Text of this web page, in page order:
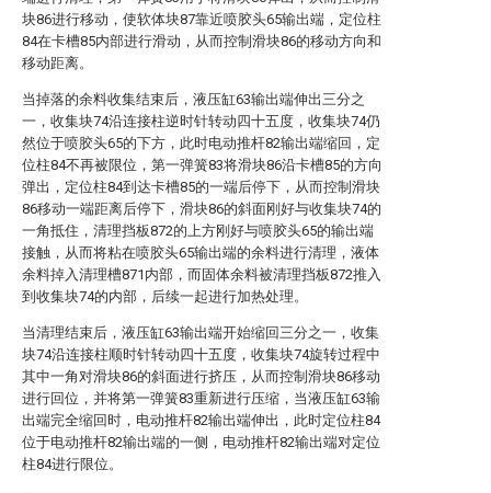
块86进行移动，使软体块87靠近喷胶头65输出端，定位柱
84在卡槽85内部进行滑动，从而控制滑块86的移动方向和
移动距离。
当掉落的余料收集结束后，液压缸63输出端伸出三分之
一，收集块74沿连接柱逆时针转动四十五度，收集块74仍
然位于喷胶头65的下方，此时电动推杆82输出端缩回，定
位柱84不再被限位，第一弹簧83将滑块86沿卡槽85的方向
弹出，定位柱84到达卡槽85的一端后停下，从而控制滑块
86移动一端距离后停下，滑块86的斜面刚好与收集块74的
一角抵住，清理挡板872的上方刚好与喷胶头65的输出端
接触，从而将粘在喷胶头65输出端的余料进行清理，液体
余料掉入清理槽871内部，而固体余料被清理挡板872推入
到收集块74的内部，后续一起进行加热处理。
当清理结束后，液压缸63输出端开始缩回三分之一，收集
块74沿连接柱顺时针转动四十五度，收集块74旋转过程中
其中一角对滑块86的斜面进行挤压，从而控制滑块86移动
进行回位，并将第一弹簧83重新进行压缩，当液压缸63输
出端完全缩回时，电动推杆82输出端伸出，此时定位柱84
位于电动推杆82输出端的一侧，电动推杆82输出端对定位
柱84进行限位。